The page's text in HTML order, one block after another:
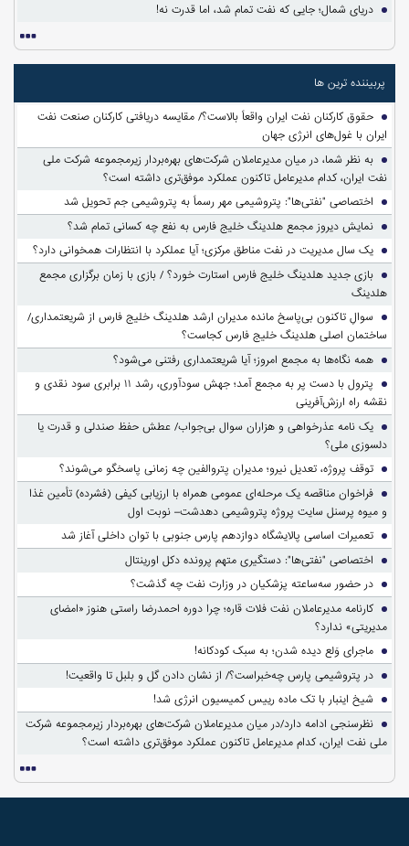
دریای شمال؛ جایی که نفت تمام شد، اما قدرت نه!
پربیننده ترین ها
حقوق کارکنان نفت ایران واقعاً بالاست؟/ مقایسه دریافتی کارکنان صنعت نفت
ایران با غول‌های انرژی جهان
به نظر شما، در میان مدیرعاملان شرکت‌های بهره‌بردار زیرمجموعه شرکت ملی
نفت ایران، کدام مدیرعامل تاکنون عملکرد موفق‌تری داشته است؟
اختصاصی "نفتی‌ها": پتروشیمی مهر رسماً به پتروشیمی جم تحویل شد
نمایش دیروز مجمع هلدینگ خلیج فارس به نفع چه کسانی تمام شد؟
یک سال مدیریت در نفت مناطق مرکزی؛ آیا عملکرد با انتظارات همخوانی دارد؟
بازی جدید هلدینگ خلیج فارس استارت خورد؟ / بازی با زمان برگزاری مجمع
هلدینگ
سوالِ تاکنون بی‌پاسخ مانده مدیران ارشد هلدینگ خلیج فارس از شریعتمداری/
ساختمان اصلی هلدینگ خلیج فارس کجاست؟
همه نگاه‌ها به مجمع امروز؛ آیا شریعتمداری رفتنی می‌شود؟
پترول با دست پر به مجمع آمد؛ جهش سودآوری، رشد ۱۱ برابری سود نقدی و
نقشه راه ارزش‌آفرینی
یک نامه عذرخواهی و هزاران سوال بی‌جواب/ عطش حفظ صندلی و قدرت یا
دلسوزی ملی؟
توقف پروژه، تعدیل نیرو؛ مدیران پتروالفین چه زمانی پاسخگو می‌شوند؟
فراخوان مناقصه یک مرحله‌ای عمومی همراه با ارزیابی کیفی (فشرده) تأمین غذا
و میوه پرسنل سایت پروژه پتروشیمی دهدشت– نوبت اول
تعمیرات اساسی پالایشگاه دوازدهم پارس جنوبی با توان داخلی آغاز شد
اختصاصی "نفتی‌ها": دستگیری متهم پرونده دکل اورینتال
در حضور سه‌ساعته پزشکیان در وزارت نفت چه گذشت؟
کارنامه مدیرعاملان نفت فلات قاره؛ چرا دوره احمدرضا راستی هنوز «امضای
مدیریتی» ندارد؟
ماجرای وَلع دیده شدن؛ به سبک کودکانه!
در پتروشیمی پارس چه‌خبراست؟/ از نشان دادن گل و بلبل تا واقعیت!
شیخ اینبار با تک ماده رییس کمیسیون انرژی شد!
نظرسنجی ادامه دارد/در میان مدیرعاملان شرکت‌های بهره‌بردار زیرمجموعه شرکت
ملی نفت ایران، کدام مدیرعامل تاکنون عملکرد موفق‌تری داشته است؟